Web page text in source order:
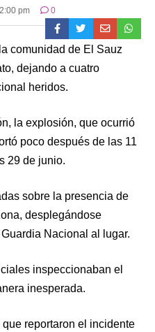
pm 0
comunidad de El Sauz
dejando a cuatro
heridos.
la explosión, que ocurrió
poco después de las 11
29 de junio.
sobre la presencia de
desplegándose
Nacional al lugar.
inspeccionaban el
inesperada.
reportaron el incidente